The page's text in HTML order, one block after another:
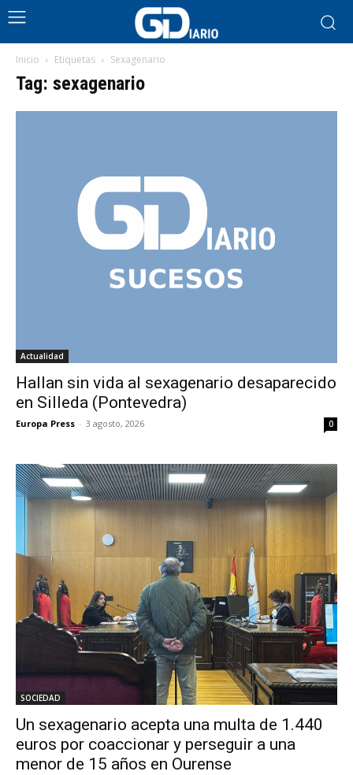
Inicio Etiquetas Sexagenario
Tag: sexagenario
Actualidad
Hallan sin vida al sexagenario desaparecido
en Silleda (Pontevedra)
Europa Press - 3 agosto, 2026 0
SOCIEDAD
Un sexagenario acepta una multa de 1.440
euros por coaccionar y perseguir a una
menor de 15 años en Ourense